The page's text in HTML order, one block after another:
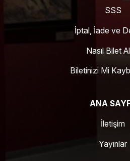
SSS
İptal, İade ve
Nasıl Bilet
Biletinizi Mi
ANA
İletişim
Yayınlar